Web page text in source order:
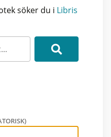
söker du i Libris